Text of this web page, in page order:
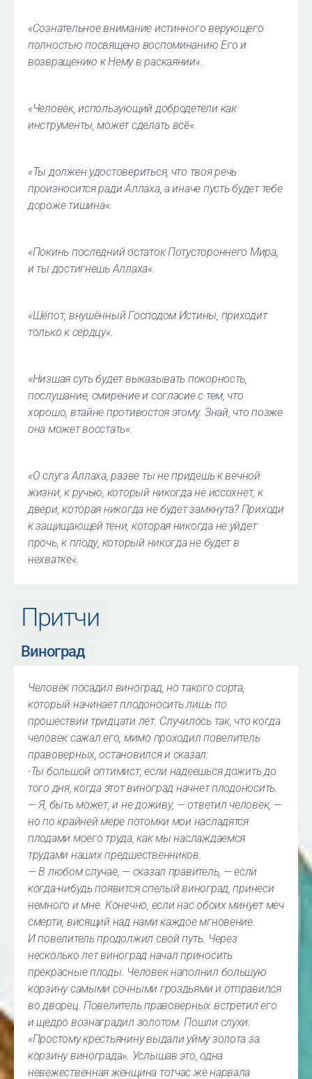
«Сознательное внимание истинного верующего
полностью посвящено воспоминанию Его и
возвращению к Нему в раскаянии«.
«Человек, использующий добродетели как
инструменты, может сделать всё«.
«Ты должен удостовериться, что твоя речь
произносится ради Аллаха, а иначе пусть будет тебе
дороже тишина«.
«Покинь последний остаток Потустороннего Мира,
и ты достигнешь Аллаха«.
«Шёпот, внушённый Господом Истины, приходит
только к сердцу«.
«Низшая суть будет выказывать покорность,
послушание, смирение и согласие с тем, что
хорошо, втайне противостоя этому. Знай, что позже
она может восстать«.
«О слуга Аллаха, разве ты не придешь к вечной
жизни, к ручью, который никогда не иссохнет, к
двери, которая никогда не будет замкнута? Приходи
к защищающей тени, которая никогда не уйдет
прочь, к плоду, который никогда не будет в
нехватке«.
Притчи
Виноград
Человек посадил виноград, но такого сорта,
который начинает плодоносить лишь по
прошествии тридцати лет. Случилось так, что когда
человек сажал его, мимо проходил повелитель
правоверных, остановился и сказал:
-Ты большой оптимист, если надеешься дожить до
того дня, когда этот виноград начнет плодоносить.
— Я, быть может, и не доживу, — ответил человек, —
но по крайней мере потомки мои насладятся
плодами моего труда, как мы наслаждаемся
трудами наших предшественников.
— В любом случае, — сказал правитель, — если
когда-нибудь появится спелый виноград, принеси
немного и мне. Конечно, если нас обоих минует меч
смерти, висящий над нами каждое мгновение.
И повелитель продолжил свой путь. Через
несколько лет виноград начал приносить
прекрасные плоды. Человек наполнил большую
корзину самыми сочными гроздьями и отправился
во дворец. Повелитель правоверных встретил его
и щедро вознаградил золотом. Пошли слухи:
«Простому крестьянину выдали уйму золота за
корзину винограда». Услышав это, одна
невежественная женщина тотчас же нарвала